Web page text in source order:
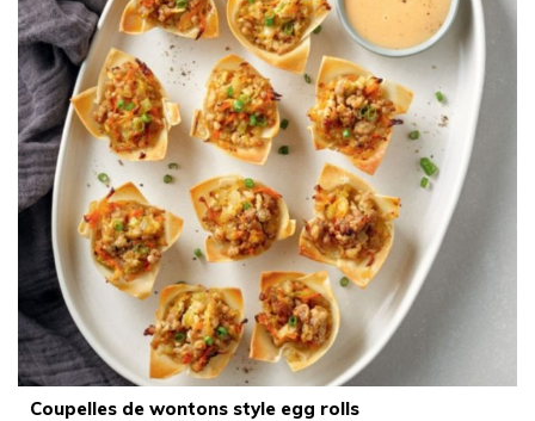
Coupelles de wontons style egg rolls